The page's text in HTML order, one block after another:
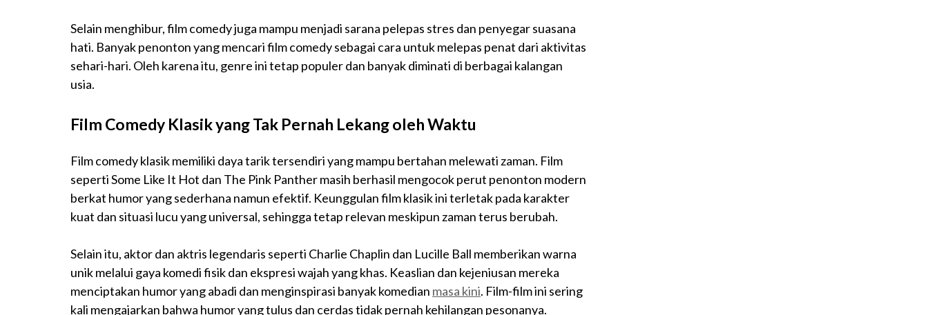
Selain menghibur, film comedy juga mampu menjadi sarana pelepas stres dan penyegar suasana
hati. Banyak penonton yang mencari film comedy sebagai cara untuk melepas penat dari aktivitas
sehari-hari. Oleh karena itu, genre ini tetap populer dan banyak diminati di berbagai kalangan
usia.
Film Comedy Klasik yang Tak Pernah Lekang oleh Waktu
Film comedy klasik memiliki daya tarik tersendiri yang mampu bertahan melewati zaman. Film
seperti Some Like It Hot dan The Pink Panther masih berhasil mengocok perut penonton modern
berkat humor yang sederhana namun efektif. Keunggulan film klasik ini terletak pada karakter
kuat dan situasi lucu yang universal, sehingga tetap relevan meskipun zaman terus berubah.
Selain itu, aktor dan aktris legendaris seperti Charlie Chaplin dan Lucille Ball memberikan warna
unik melalui gaya komedi fisik dan ekspresi wajah yang khas. Keaslian dan kejeniusan mereka
menciptakan humor yang abadi dan menginspirasi banyak komedian masa kini. Film-film ini sering
kali mengajarkan bahwa humor yang tulus dan cerdas tidak pernah kehilangan pesonanya.